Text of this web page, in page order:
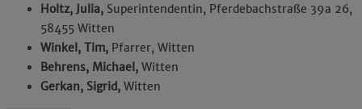
Holtz, Julia, Superintendentin, Pferdebachstraße 39a 26,
58455 Witten
Winkel, Tim, Pfarrer, Witten
Behrens, Michael, Witten
Gerkan, Sigrid, Witten